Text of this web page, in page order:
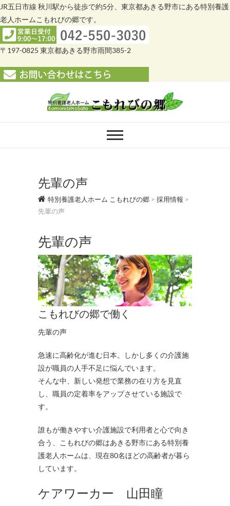
JR五日市線 秋川駅から徒歩で約5分、東京都あきる野市にある特別養護
老人ホームこもれびの郷です。
〒197-0825 東京都あきる野市雨間385-2
特別養護老人ホー
ム こもれびの郷
先輩の声
特別養護老人ホーム こもれびの郷 > 採用情報 >
先輩の声
先輩の声
こもれびの郷で働く
先輩の声
急速に高齢化が進む日本。しかし多くの介護施
設が職員の人手不足に悩んでいます。
そんな中、新しい発想で業務の在り方を見直
し、職員の定着率をアップさせている施設で
す。
誰もが働きやすい介護施設で利用者と心で向き
合う、こもれびの郷はあきる野市にある特別養
護老人ホームは、現在80名ほどの高齢者が暮ら
しています。
ケアワーカー 山田瞳